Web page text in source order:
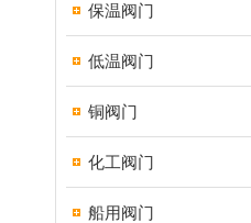
保温阀门
低温阀门
铜阀门
化工阀门
船用阀门